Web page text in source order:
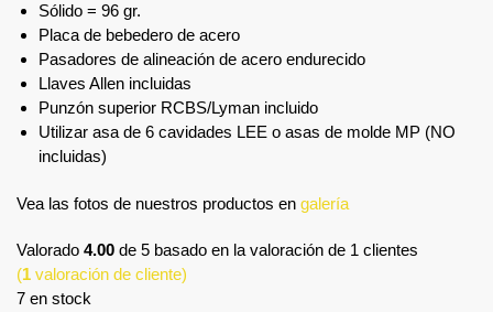
Sólido = 96 gr.
Placa de bebedero de acero
Pasadores de alineación de acero endurecido
Llaves Allen incluidas
Punzón superior RCBS/Lyman incluido
Utilizar asa de 6 cavidades LEE o asas de molde MP (NO
incluidas)
Vea las fotos de nuestros productos en galería
Valorado 4.00 de 5 basado en la valoración de 1 clientes
(1 valoración de cliente)
7 en stock